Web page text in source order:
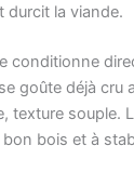
durcit la viande.
conditionne
goûte déjà cru
texture souple.
bois et à